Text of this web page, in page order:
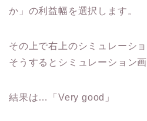
か」の利益幅を選択します。
その上で右上のシミュレーシ
そうするとシミュレーション画
結果は…「Very good」